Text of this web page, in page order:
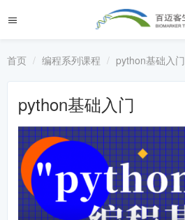
首页 编程系列课程 python基础入门
python基础入门